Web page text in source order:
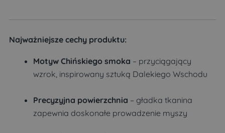
Najważniejsze cechy produktu:
Motyw Chińskiego smoka – przyciągający
wzrok, inspirowany sztuką Dalekiego Wschodu
Precyzyjna powierzchnia – gładka tkanina
zapewnia doskonałe prowadzenie myszy